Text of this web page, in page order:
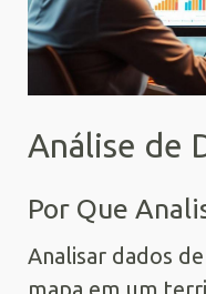
Análise de
Por Que
Analisar dados
mapa em um